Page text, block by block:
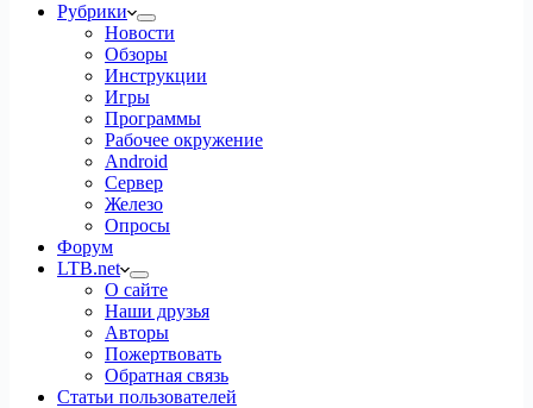
Рубрики
Новости
Обзоры
Инструкции
Игры
Программы
Рабочее окружение
Android
Сервер
Железо
Опросы
Форум
LTB.net
О сайте
Наши друзья
Авторы
Пожертвовать
Обратная связь
Статьи пользователей